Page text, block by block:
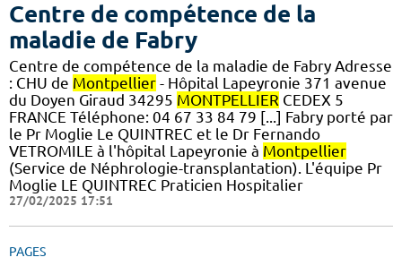
Centre de compétence de la
maladie de Fabry
Centre de compétence de la maladie de Fabry Adresse
: CHU de Montpellier - Hôpital Lapeyronie 371 avenue
du Doyen Giraud 34295 MONTPELLIER CEDEX 5
FRANCE Téléphone: 04 67 33 84 79 [...] Fabry porté par
le Pr Moglie Le QUINTREC et le Dr Fernando
VETROMILE à l'hôpital Lapeyronie à Montpellier
(Service de Néphrologie-transplantation). L'équipe Pr
Moglie LE QUINTREC Praticien Hospitalier
27/02/2025 17:51
PAGES